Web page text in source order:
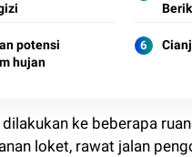
potensi
hujan
ke beberapa
loket, rawat jalan